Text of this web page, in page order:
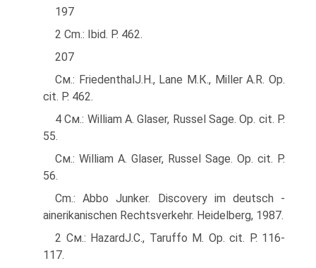
197
2 Cm.: Ibid. P. 462.
207
См.: FriedenthalJ.H., Lane М.К., Miller A.R. Op.
cit. P. 462.
4 См.: William A. Glaser, Russel Sage. Op. cit. P.
55.
См.: William A. Glaser, Russel Sage. Op. cit. P.
56.
Cm.: Abbo Junker. Discovery im deutsch -
ainerikanischen Rechtsverkehr. Heidelberg, 1987.
2 См.: HazardJ.C., Taruffo М. Op. cit. Р. 116-
117.